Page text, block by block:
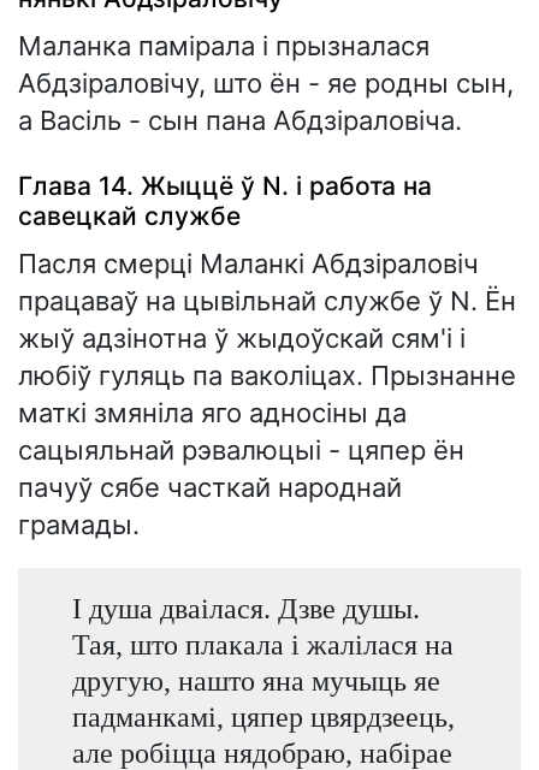
Маланка памірала і прызналася
Абдзіраловічу, што ён - яе родны сын,
а Васіль - сын пана Абдзіраловіча.
Глава 14. Жыццё ў N. і работа на
савецкай службе
Пасля смерці Маланкі Абдзіраловіч
працаваў на цывільнай службе ў N. Ён
жыў адзінотна ў жыдоўскай сям'і і
любіў гуляць па ваколіцах. Прызнанне
маткі змяніла яго адносіны да
сацыяльнай рэвалюцыі - цяпер ён
пачуў сябе часткай народнай
грамады.
І душа дваілася. Дзве душы.
Тая, што плакала і жалілася на
другую, нашто яна мучыць яе
падманкамі, цяпер цвярдзеець,
але робіцца нядобраю, набірае